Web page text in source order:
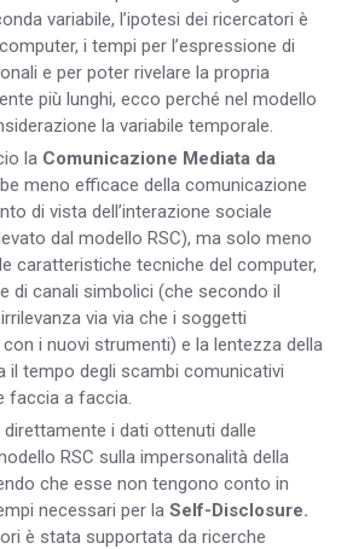
variabile, l’ipotesi dei ricercatori è
i tempi per l’espressione di
e per poter rivelare la propria
più lunghi, ecco perché nel modello
la variabile temporale.
la Comunicazione Mediata da
meno efficace della comunicazione
di vista dell’interazione sociale
dal modello RSC), ma solo meno
caratteristiche tecniche del computer,
di canali simbolici (che secondo il
via via che i soggetti
i nuovi strumenti) e la lentezza della
il tempo degli scambi comunicativi
faccia a faccia.
i dati ottenuti dalle
RSC sulla impersonalità della
che esse non tengono conto in
necessari per la Self-Disclosure.
è stata supportata da ricerche